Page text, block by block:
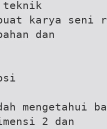
teknik
karya seni
dan
mengetahui
2 dan